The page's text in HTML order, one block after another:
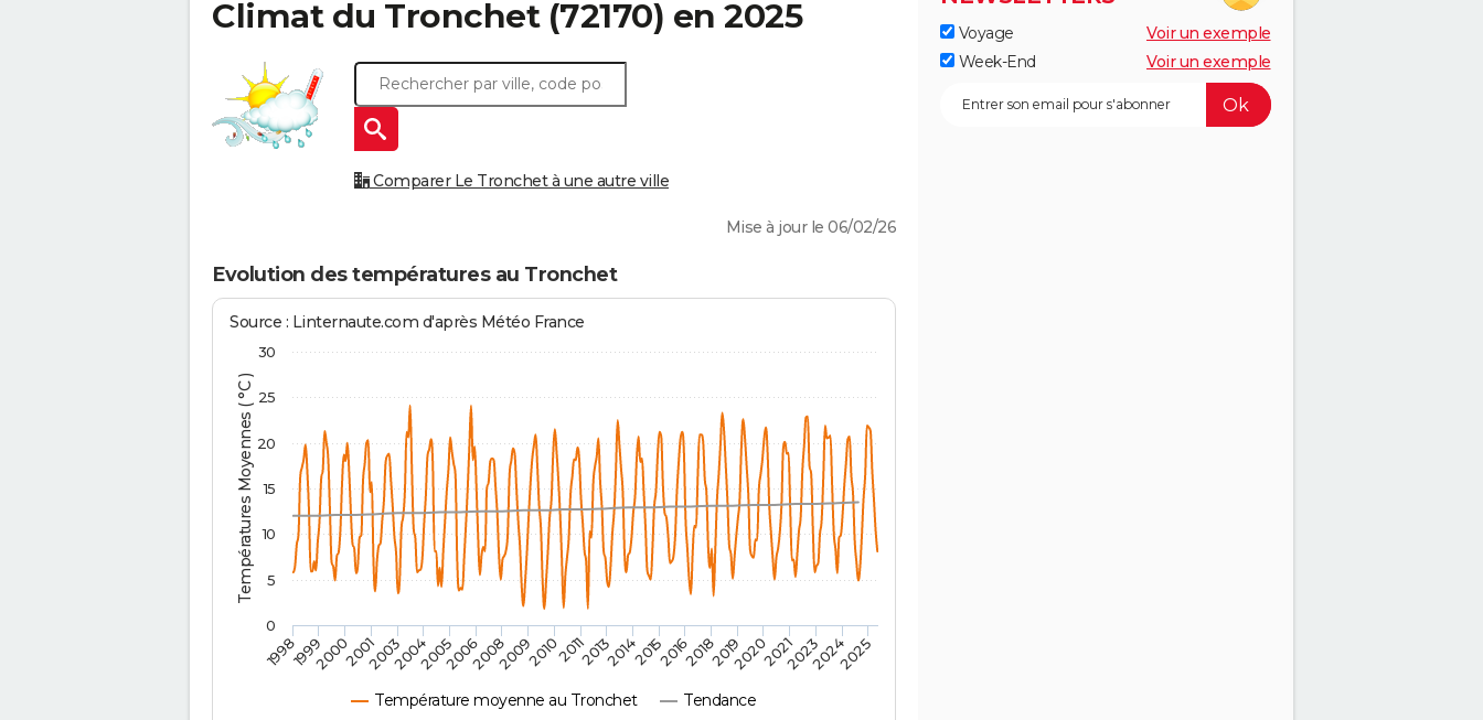
Climat du Tronchet(72170) en 2025
Comparer Le Tronchet à une autre ville
Mise à jour le 06/02/26
Evolution des températures au Tronchet
Températures Moyennes ( °C )
Source : Linternaute.com d'après Météo France
Température moyenne au Tronchet Tendance
1998 2014
199920002001200320042005200620082009201020112013 201520162018201920202021202320242025
0
5
10
15
20
25
30
Voyage
Voir un exemple
Week-End
Voir un exemple